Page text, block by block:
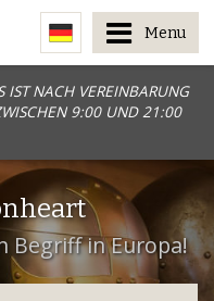
NACH VEREINBARUNG
9:00 UND 21:00
Menu
Begriff in Europa!